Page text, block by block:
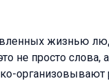
жизнью
не просто слова,